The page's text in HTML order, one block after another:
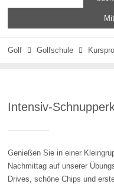
Golf  Golfschule 
Intensiv-
Genießen Sie in einer
Nachmittag auf unserer
Drives, schöne Chips und